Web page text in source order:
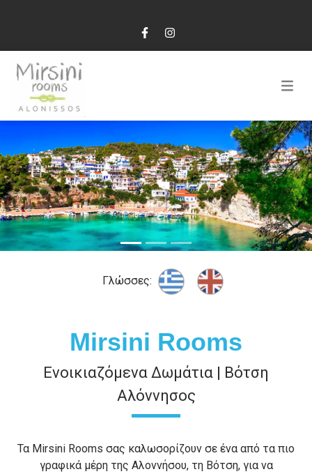
Γλώσσες:
Mirsini Rooms
Ενοικιαζόμενα Δωμάτια | Βότση
Αλόννησος
Τα Mirsini Rooms σας καλωσορίζουν σε ένα από τα πιο
γραφικά μέρη της Αλοννήσου, τη Βότση, για να